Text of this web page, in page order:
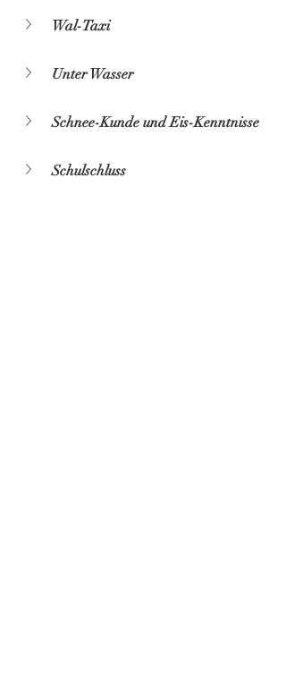
Wal-Taxi
Unter Wasser
Schnee-Kunde und Eis-Kenntnisse
Schulschluss